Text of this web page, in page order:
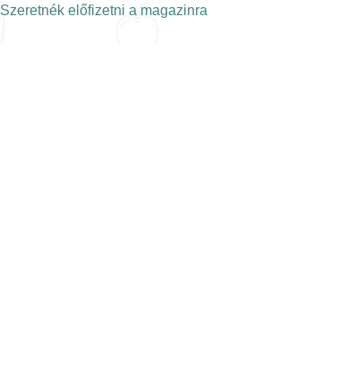
Szeretnék előfizetni a magazinra